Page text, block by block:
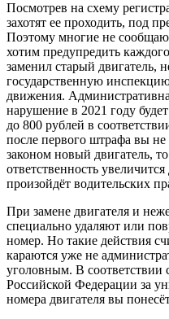
Посмотрев на схему
захотят ее проходить, под
Поэтому многие не
хотим предупредить
заменил старый двигатель,
государственную
движения.
нарушение в 2021 году
до 800 рублей в
после первого штрафа вы
законом новый двигатель,
ответственность
произойдёт водительских
При замене двигателя и
специально удаляют или
номер. Но такие действия
караются уже не
уголовным. В соответствии
Российской Федерации за
номера двигателя вы